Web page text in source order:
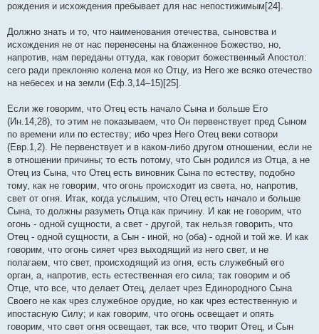
рождения и исхождения пребывает для нас непостижимым[24].
Должно знать и то, что наименования отечества, сыновства и
исхождения не от нас перенесены на блаженное Божество, но,
напротив, нам переданы оттуда, как говорит божественный Апостол:
сего ради преклоняю колена моя ко Отцу, из Него же всяко отечество
на небесех и на земли (Еф.3,14–15)[25].
Если же говорим, что Отец есть начало Сына и больше Его
(Ин.14,28), то этим не показываем, что Он первенствует пред Сыном
по времени или по естеству; ибо чрез Него Отец веки сотвори
(Евр.1,2). Не первенствует и в каком-либо другом отношении, если не
в отношении причины; то есть потому, что Сын родился из Отца, а не
Отец из Сына, что Отец есть виновник Сына по естеству, подобно
тому, как не говорим, что огонь происходит из света, но, напротив,
свет от огня. Итак, когда услышим, что Отец есть начало и больше
Сына, то должны разуметь Отца как причину. И как не говорим, что
огонь - одной сущности, а свет - другой, так нельзя говорить, что
Отец - одной сущности, а Сын - иной, но (оба) - одной и той же. И как
говорим, что огонь сияет чрез выходящий из него свет, и не
полагаем, что свет, происходящий из огня, есть служебный его
орган, а, напротив, есть естественная его сила; так говорим и об
Отце, что все, что делает Отец, делает чрез Единородного Сына
Своего не как чрез служебное орудие, но как чрез естественную и
ипостасную Силу; и как говорим, что огонь освещает и опять
говорим, что свет огня освещает, так все, что творит Отец, и Сын